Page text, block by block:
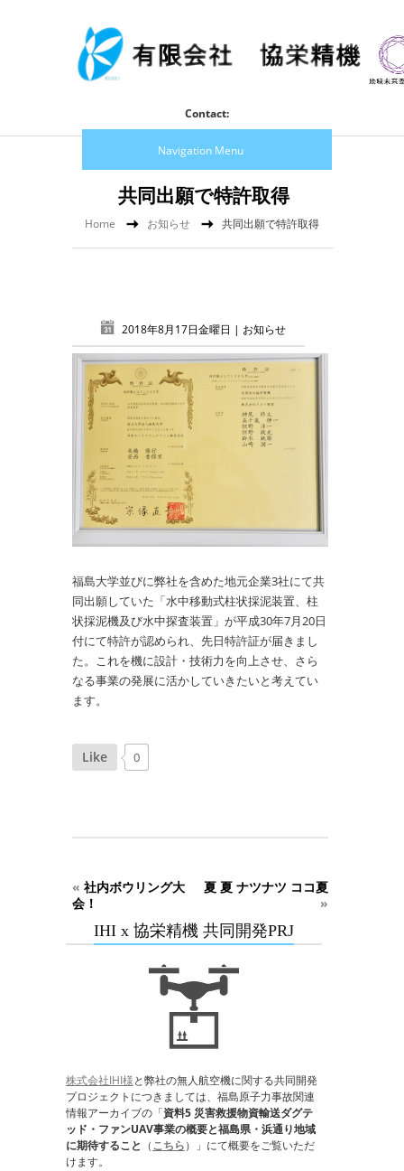
Contact:
Navigation Menu
Home お知らせ 共同出願で特許取得
共同出願で特許取得
2018年8月17日金曜日 | お知らせ
福島大学並びに弊社を含めた地元企業3社にて共
同出願していた「水中移動式柱状採泥装置、柱
状採泥機及び水中探査装置」が平成30年7月20日
付にて特許が認められ、先日特許証が届きまし
た。これを機に設計・技術力を向上させ、さら
なる事業の発展に活かしていきたいと考えてい
ます。
Like 0
« 社内ボウリング大
会！
夏 夏 ナツナツ ココ夏
»
IHI x 協栄精機 共同開発PRJ
株式会社IHI様と弊社の無人航空機に関する共同開発
プロジェクトにつきましては、福島原子力事故関連
情報アーカイブの「資料5 災害救援物資輸送ダグテ
ッド・ファンUAV事業の概要と福島県・浜通り地域
に期待すること （こちら）」にて概要をご覧いただ
けます。